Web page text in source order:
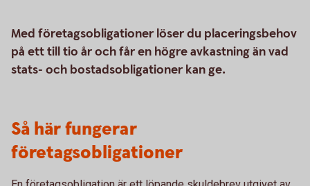
Med företagsobligationer löser du placeringsbehov
på ett till tio år och får en högre avkastning än vad
stats- och bostadsobligationer kan ge.
Så här fungerar
företagsobligationer